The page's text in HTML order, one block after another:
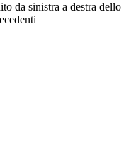
da sinistra a destra dello